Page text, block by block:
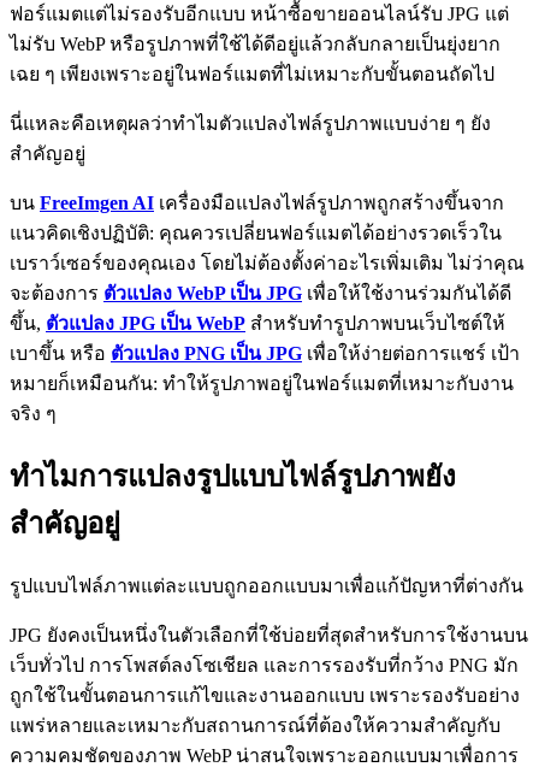
ฟอร์แมตแต่ไม่รองรับอีกแบบ หน้าซื้อขายออนไลน์รับ JPG แต่
ไม่รับ WebP หรือรูปภาพที่ใช้ได้ดีอยู่แล้วกลับกลายเป็นยุ่งยาก
เฉย ๆ เพียงเพราะอยู่ในฟอร์แมตที่ไม่เหมาะกับขั้นตอนถัดไป
นี่แหละคือเหตุผลว่าทำไมตัวแปลงไฟล์รูปภาพแบบง่าย ๆ ยัง
สำคัญอยู่
บน FreeImgen AI เครื่องมือแปลงไฟล์รูปภาพถูกสร้างขึ้นจาก
แนวคิดเชิงปฏิบัติ: คุณควรเปลี่ยนฟอร์แมตได้อย่างรวดเร็วใน
เบราว์เซอร์ของคุณเอง โดยไม่ต้องตั้งค่าอะไรเพิ่มเติม ไม่ว่าคุณ
จะต้องการ ตัวแปลง WebP เป็น JPG เพื่อให้ใช้งานร่วมกันได้ดี
ขึ้น, ตัวแปลง JPG เป็น WebP สำหรับทำรูปภาพบนเว็บไซต์ให้
เบาขึ้น หรือ ตัวแปลง PNG เป็น JPG เพื่อให้ง่ายต่อการแชร์ เป้า
หมายก็เหมือนกัน: ทำให้รูปภาพอยู่ในฟอร์แมตที่เหมาะกับงาน
จริง ๆ
ทำไมการแปลงรูปแบบไฟล์รูปภาพยัง
สำคัญอยู่
รูปแบบไฟล์ภาพแต่ละแบบถูกออกแบบมาเพื่อแก้ปัญหาที่ต่างกัน
JPG ยังคงเป็นหนึ่งในตัวเลือกที่ใช้บ่อยที่สุดสำหรับการใช้งานบน
เว็บทั่วไป การโพสต์ลงโซเชียล และการรองรับที่กว้าง PNG มัก
ถูกใช้ในขั้นตอนการแก้ไขและงานออกแบบ เพราะรองรับอย่าง
แพร่หลายและเหมาะกับสถานการณ์ที่ต้องให้ความสำคัญกับ
ความคมชัดของภาพ WebP น่าสนใจเพราะออกแบบมาเพื่อการ